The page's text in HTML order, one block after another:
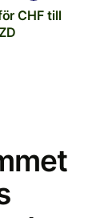
CHF till